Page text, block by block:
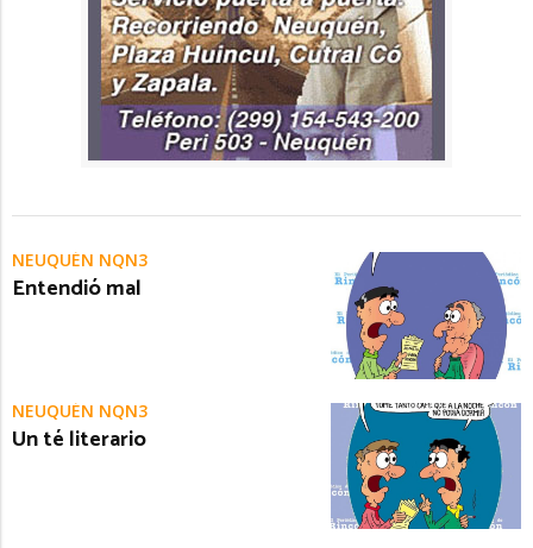
NEUQUÉN NQN3
Entendió mal
NEUQUÉN NQN3
Un té literario